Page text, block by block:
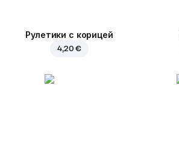
Рулетики с корицей
4,20 €